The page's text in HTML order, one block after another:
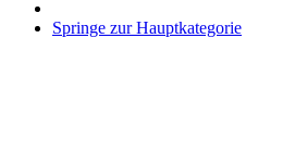
Springe zur Hauptkategorie